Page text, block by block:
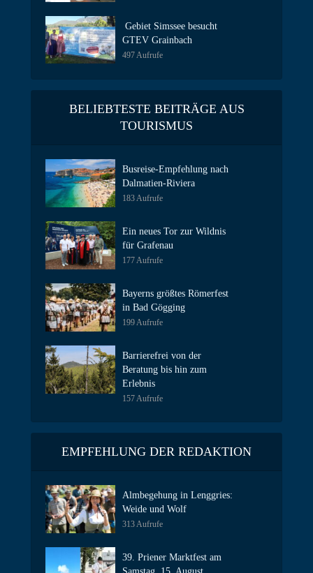
Gebiet Simssee besucht
GTEV Grainbach
497 Aufrufe
BELIEBTESTE BEITRÄGE AUS
TOURISMUS
Busreise-Empfehlung nach
Dalmatien-Riviera
183 Aufrufe
Ein neues Tor zur Wildnis
für Grafenau
177 Aufrufe
Bayerns größtes Römerfest
in Bad Gögging
199 Aufrufe
Barrierefrei von der
Beratung bis hin zum
Erlebnis
157 Aufrufe
EMPFEHLUNG DER REDAKTION
Almbegehung in Lenggries:
Weide und Wolf
313 Aufrufe
39. Priener Marktfest am